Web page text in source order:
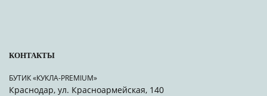
КОНТАКТЫ
БУТИК «КУКЛА-PREMIUM»
Краснодар, ул. Красноармейская, 140